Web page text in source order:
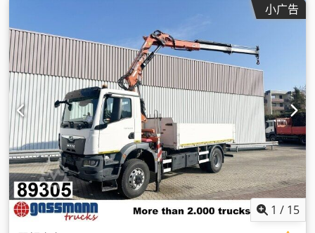
小广告
1 / 15